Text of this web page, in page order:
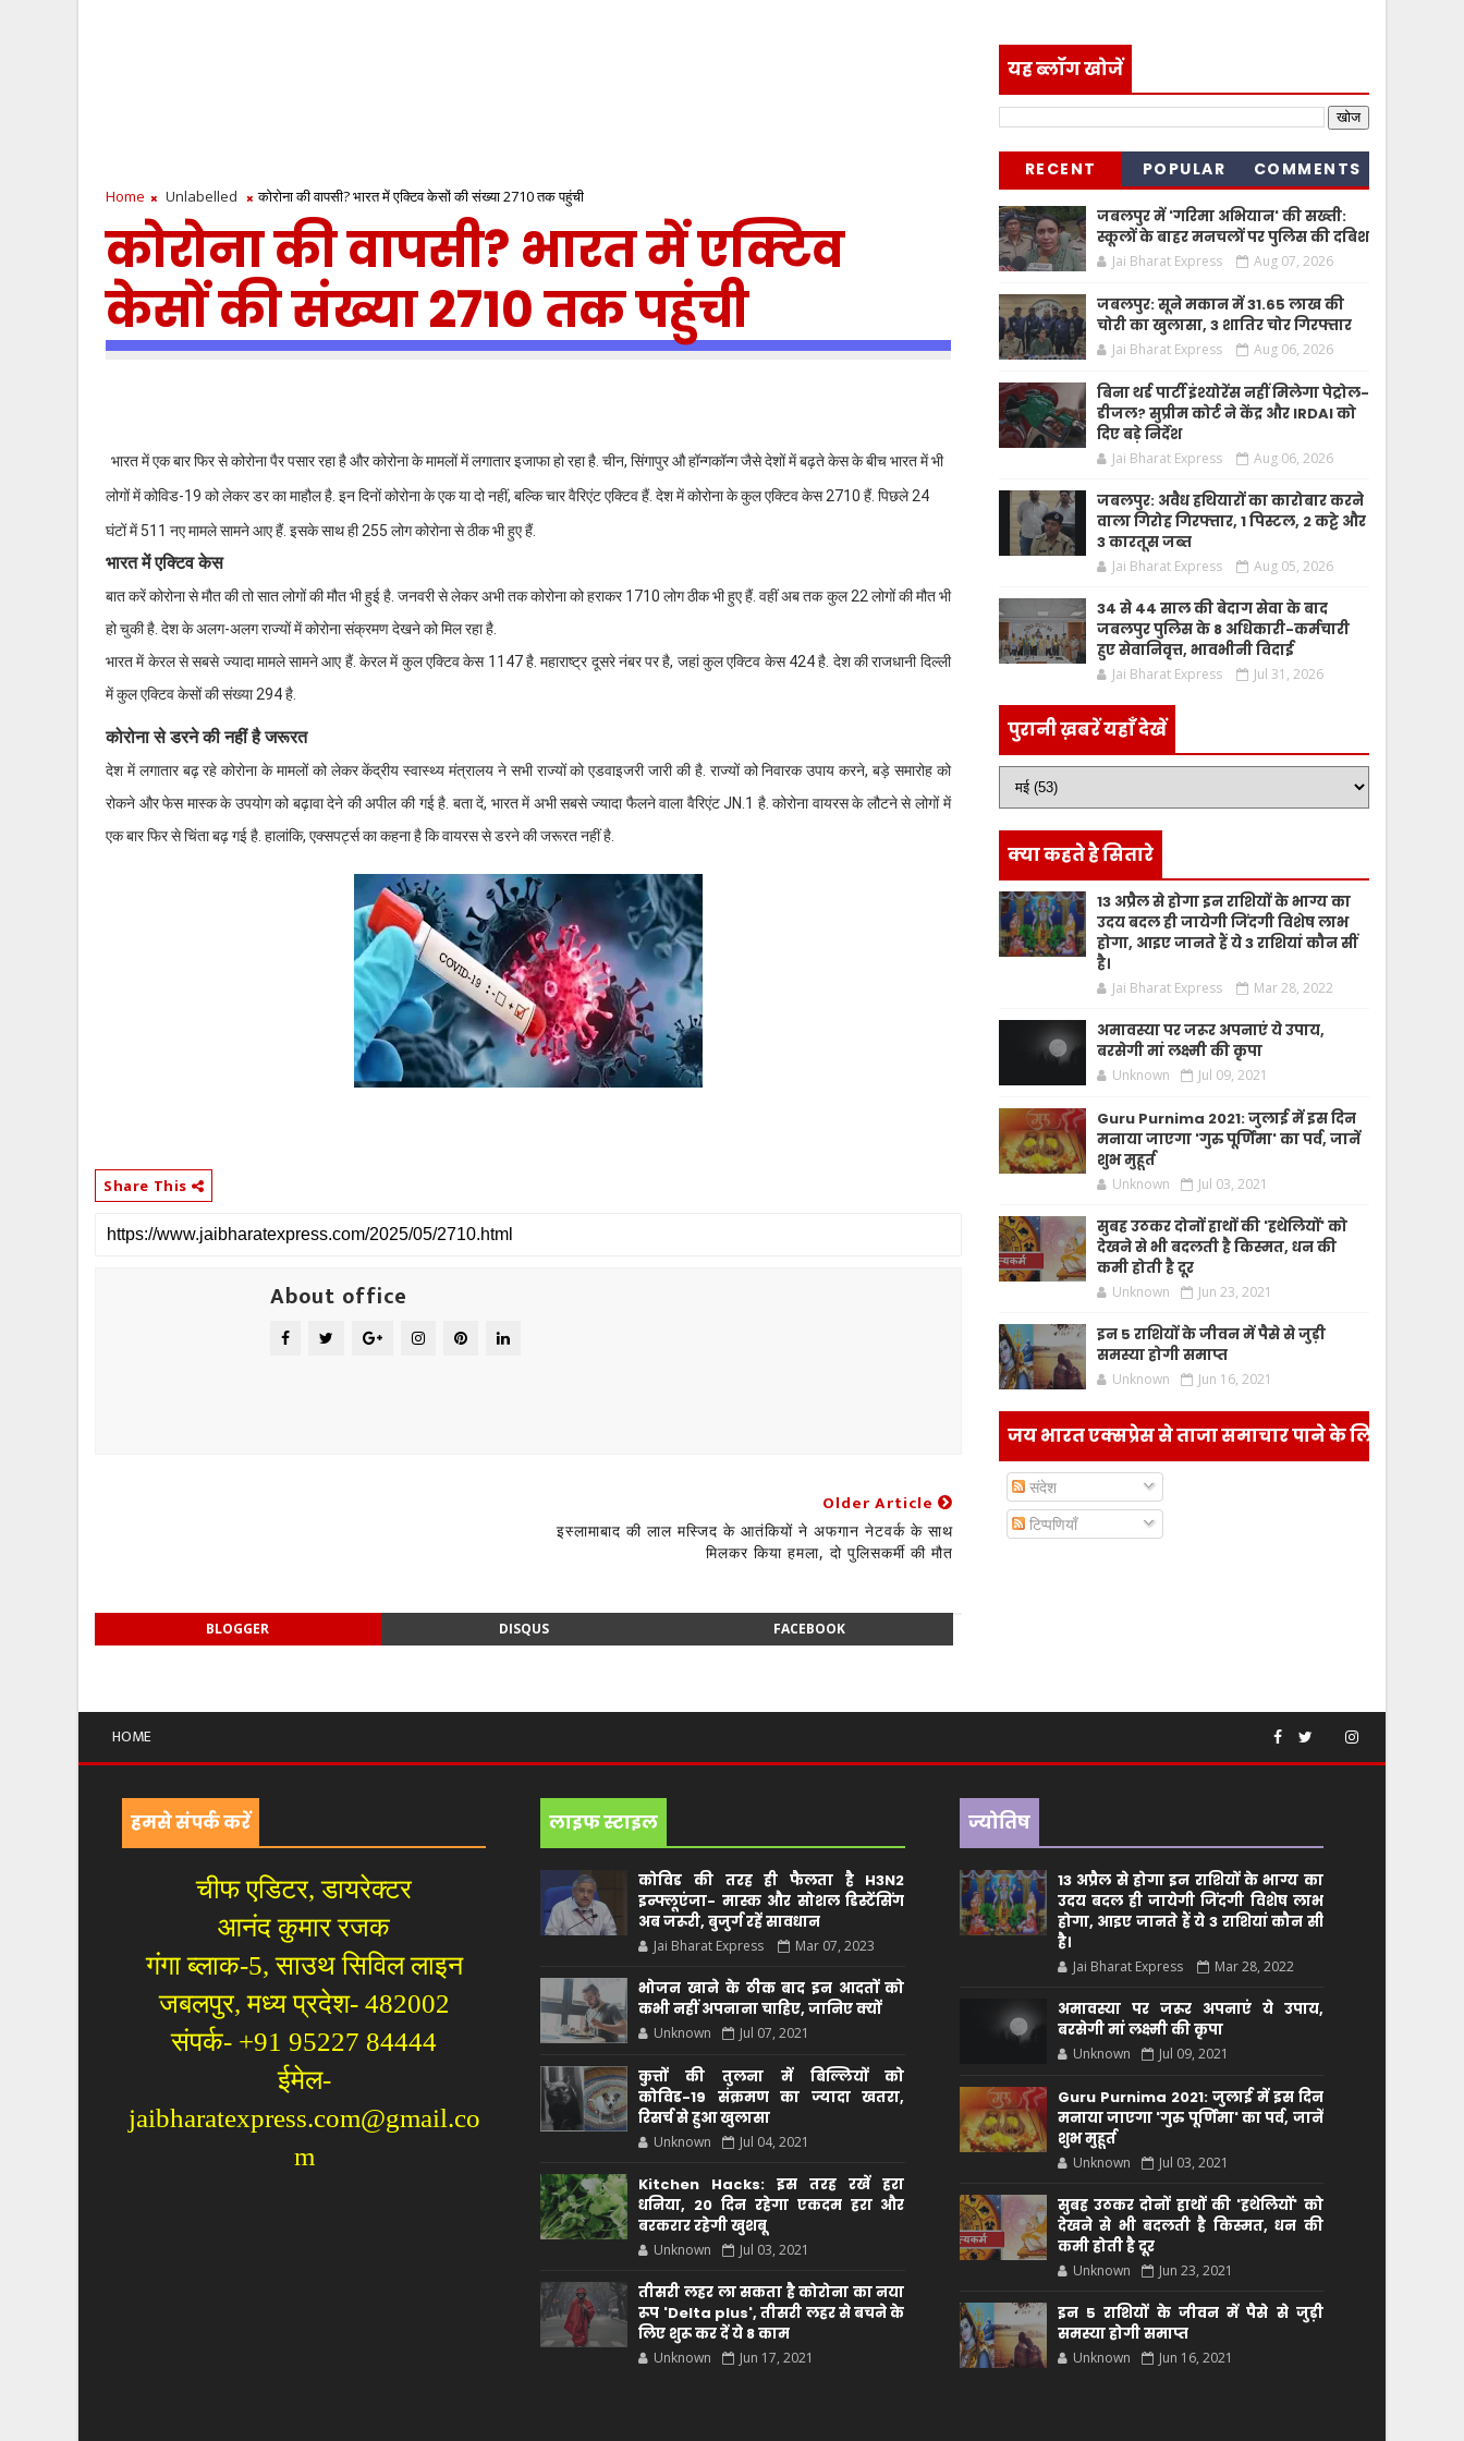
Home Unlabelled कोरोना की वापसी? भारत में एक्टिव केसों की संख्या 2710 तक पहुंची
कोरोना की वापसी? भारत में एक्टिव
केसों की संख्या 2710 तक पहुंची
भारत में एक बार फिर से कोरोना पैर पसार रहा है और कोरोना के मामलों में लगातार इजाफा हो रहा है. चीन, सिंगापुर औ हॉन्गकॉन्ग जैसे देशों में बढ़ते केस के बीच भारत में भी
लोगों में कोविड-19 को लेकर डर का माहौल है. इन दिनों कोरोना के एक या दो नहीं, बल्कि चार वैरिएंट एक्टिव हैं. देश में कोरोना के कुल एक्टिव केस 2710 हैं. पिछले 24
घंटों में 511 नए मामले सामने आए हैं. इसके साथ ही 255 लोग कोरोना से ठीक भी हुए हैं.
भारत में एक्टिव केस
बात करें कोरोना से मौत की तो सात लोगों की मौत भी हुई है. जनवरी से लेकर अभी तक कोरोना को हराकर 1710 लोग ठीक भी हुए हैं. वहीं अब तक कुल 22 लोगों की मौत भी
हो चुकी है. देश के अलग-अलग राज्यों में कोरोना संक्रमण देखने को मिल रहा है.
भारत में केरल से सबसे ज्यादा मामले सामने आए हैं. केरल में कुल एक्टिव केस 1147 है. महाराष्ट्र दूसरे नंबर पर है, जहां कुल एक्टिव केस 424 है. देश की राजधानी दिल्ली
में कुल एक्टिव केसों की संख्या 294 है.
कोरोना से डरने की नहीं है जरूरत
देश में लगातार बढ़ रहे कोरोना के मामलों को लेकर केंद्रीय स्वास्थ्य मंत्रालय ने सभी राज्यों को एडवाइजरी जारी की है. राज्यों को निवारक उपाय करने, बड़े समारोह को
रोकने और फेस मास्क के उपयोग को बढ़ावा देने की अपील की गई है. बता दें, भारत में अभी सबसे ज्यादा फैलने वाला वैरिएंट JN.1 है. कोरोना वायरस के लौटने से लोगों में
एक बार फिर से चिंता बढ़ गई है. हालांकि, एक्सपर्ट्स का कहना है कि वायरस से डरने की जरूरत नहीं है.
Share This
About office
Older Article
इस्लामाबाद की लाल मस्जिद के आतंकियों ने अफगान नेटवर्क के साथ
मिलकर किया हमला, दो पुलिसकर्मी की मौत
BLOGGER DISQUS FACEBOOK
यह ब्लॉग खोजें
RECENT POPULAR COMMENTS
जबलपुर में 'गरिमा अभियान' की सख्ती:
स्कूलों के बाहर मनचलों पर पुलिस की दबिश
Jai Bharat Express Aug 07, 2026
जबलपुर: सूने मकान में 31.65 लाख की
चोरी का खुलासा, 3 शातिर चोर गिरफ्तार
Jai Bharat Express Aug 06, 2026
बिना थर्ड पार्टी इंश्योरेंस नहीं मिलेगा पेट्रोल-
डीजल? सुप्रीम कोर्ट ने केंद्र और IRDAI को
दिए बड़े निर्देश
Jai Bharat Express Aug 06, 2026
जबलपुर: अवैध हथियारों का कारोबार करने
वाला गिरोह गिरफ्तार, 1 पिस्टल, 2 कट्टे और
3 कारतूस जब्त
Jai Bharat Express Aug 05, 2026
34 से 44 साल की बेदाग सेवा के बाद
जबलपुर पुलिस के 8 अधिकारी-कर्मचारी
हुए सेवानिवृत्त, भावभीनी विदाई
Jai Bharat Express Jul 31, 2026
पुरानी ख़बरें यहाँ देखें
क्या कहते है सितारे
13 अप्रैल से होगा इन राशियों के भाग्य का
उदय बदल ही जायेगी जिंदगी विशेष लाभ
होगा, आइए जानते हैं ये 3 राशियां कौन सीं
है।
Jai Bharat Express Mar 28, 2022
अमावस्या पर जरूर अपनाएं ये उपाय,
बरसेगी मां लक्ष्मी की कृपा
Unknown Jul 09, 2021
Guru Purnima 2021: जुलाई में इस दिन
मनाया जाएगा 'गुरु पूर्णिमा' का पर्व, जानें
शुभ मुहूर्त
Unknown Jul 03, 2021
सुबह उठकर दोनों हाथों की 'हथेलियों' को
देखने से भी बदलती है किस्मत, धन की
कमी होती है दूर
Unknown Jun 23, 2021
इन 5 राशियों के जीवन में पैसे से जुड़ी
समस्या होगी समाप्त
Unknown Jun 16, 2021
जय भारत एक्सप्रेस से ताजा समाचार पाने के लिए
संदेश
टिप्पणियाँ
HOME
हमसे संपर्क करें
चीफ एडिटर, डायरेक्टर
आनंद कुमार रजक
गंगा ब्लाक-5, साउथ सिविल लाइन
जबलपुर, मध्य प्रदेश- 482002
संपर्क- +91 95227 84444
ईमेल-
jaibharatexpress.com@gmail.co
m
लाइफ स्टाइल
कोविड की तरह ही फैलता है H3N2
इन्फ्लूएंजा- मास्क और सोशल डिस्टेंसिंग
अब जरूरी, बुजुर्ग रहें सावधान
Jai Bharat Express Mar 07, 2023
भोजन खाने के ठीक बाद इन आदतों को
कभी नहीं अपनाना चाहिए, जानिए क्यों
Unknown Jul 07, 2021
कुत्तों की तुलना में बिल्लियों को
कोविड-19 संक्रमण का ज्यादा खतरा,
रिसर्च से हुआ खुलासा
Unknown Jul 04, 2021
Kitchen Hacks: इस तरह रखें हरा
धनिया, 20 दिन रहेगा एकदम हरा और
बरकरार रहेगी खुशबू
Unknown Jul 03, 2021
तीसरी लहर ला सकता है कोरोना का नया
रूप 'Delta plus', तीसरी लहर से बचने के
लिए शुरू कर दें ये 8 काम
Unknown Jun 17, 2021
ज्योतिष
13 अप्रैल से होगा इन राशियों के भाग्य का
उदय बदल ही जायेगी जिंदगी विशेष लाभ
होगा, आइए जानते हैं ये 3 राशियां कौन सीं
है।
Jai Bharat Express Mar 28, 2022
अमावस्या पर जरूर अपनाएं ये उपाय,
बरसेगी मां लक्ष्मी की कृपा
Unknown Jul 09, 2021
Guru Purnima 2021: जुलाई में इस दिन
मनाया जाएगा 'गुरु पूर्णिमा' का पर्व, जानें
शुभ मुहूर्त
Unknown Jul 03, 2021
सुबह उठकर दोनों हाथों की 'हथेलियों' को
देखने से भी बदलती है किस्मत, धन की
कमी होती है दूर
Unknown Jun 23, 2021
इन 5 राशियों के जीवन में पैसे से जुड़ी
समस्या होगी समाप्त
Unknown Jun 16, 2021